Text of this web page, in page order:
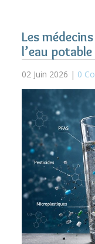
Les
l’eau potable
02 Juin 2026 | 0